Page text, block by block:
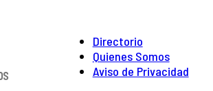
Directorio
Quienes Somos
Aviso de Privacidad